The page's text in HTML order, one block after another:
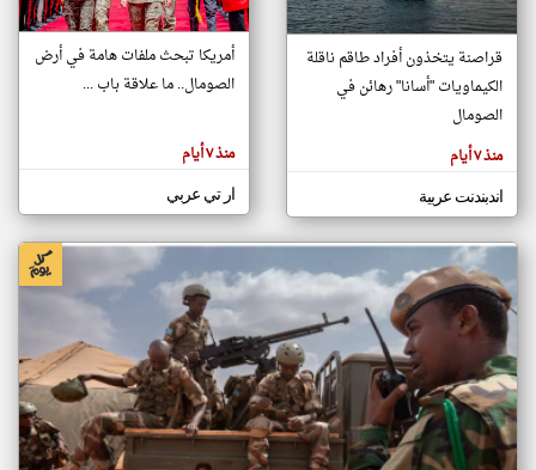
تغيير الدولة
اخبار الصومال على مدار الساعة
أهم اخبار الصومال العاجلة والمباشرة
المقالات
هنا عن
وجهة
كاتبيها.
قراصنة يتخذون أفراد طاقم ناقلة
الكيماويات "أسانا" رهائن في
الصومال
منذ ٧ أيام
اندبندنت عربية
أمريكا تبحث ملفات هامة في أرض
الصومال.. ما علاقة باب ...
منذ ٧ أيام
ار تي عربي
klyoum.com